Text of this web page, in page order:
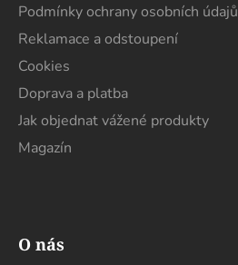
k
i
s
Podmínky ochrany osobních údajů
Reklamace a odstoupení
Cookies
Doprava a platba
Jak objednat vážené produkty
Magazín
O nás